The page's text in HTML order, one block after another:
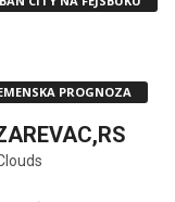
PROGNOZA